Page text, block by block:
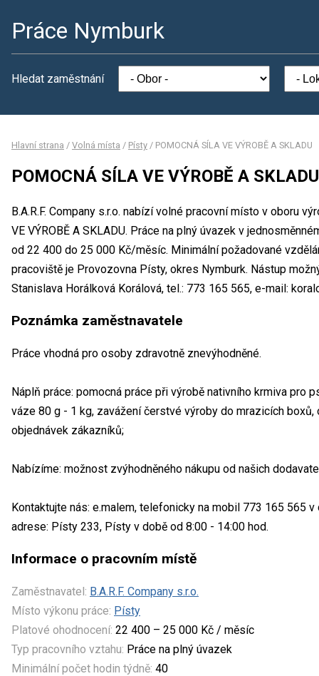
Práce Nymburk
Hledat zaměstnání
Hlavní strana / Volná místa / Písty / POMOCNÁ SÍLA VE VÝROBĚ A SKLADU
POMOCNÁ SÍLA VE VÝROBĚ A SKLADU
B.A.R.F. Company s.r.o. nabízí volné pracovní místo v oboru
VE VÝROBĚ A SKLADU. Práce na plný úvazek v
od 22 400 do 25 000 Kč/měsíc. Minimální požadované
pracoviště je Provozovna Písty, okres Nymburk. Nástup
Stanislava Horálková Korálová, tel.: 773 165 565, e-mail:
Poznámka zaměstnavatele
Práce vhodná pro osoby zdravotně znevýhodněné.
Náplň práce: pomocná práce při výrobě nativního krmiva pro
váze 80 g - 1 kg, zavážení čerstvé výroby do mrazicích
objednávek zákazníků;
Nabízíme: možnost zvýhodněného nákupu od našich
Kontaktujte nás: e.malem, telefonicky na mobil 773 165 565
adrese: Písty 233, Písty v době od 8:00 - 14:00 hod.
Informace o pracovním místě
Zaměstnavatel: B.A.R.F. Company s.r.o.
Místo výkonu práce: Písty
Platové ohodnocení: 22 400 – 25 000 Kč / měsíc
Typ pracovního vztahu: Práce na plný úvazek
Minimální počet hodin týdně: 40